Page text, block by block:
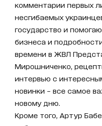
комментарии первых
несгибаемых
государство и
бизнеса и
времени в ЖВЛ
Мирошниченко, рецепты
интервью с
новинки – все самое
новому дню.
Кроме того, Артур